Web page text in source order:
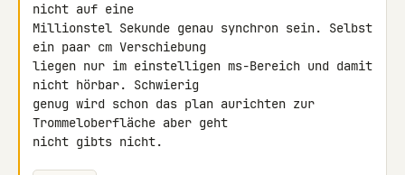
nicht auf eine
Millionstel Sekunde genau synchron sein. Selbst
ein paar cm Verschiebung
liegen nur im einstelligen ms-Bereich und damit
nicht hörbar. Schwierig
genug wird schon das plan aurichten zur
Trommeloberfläche aber geht
nicht gibts nicht.